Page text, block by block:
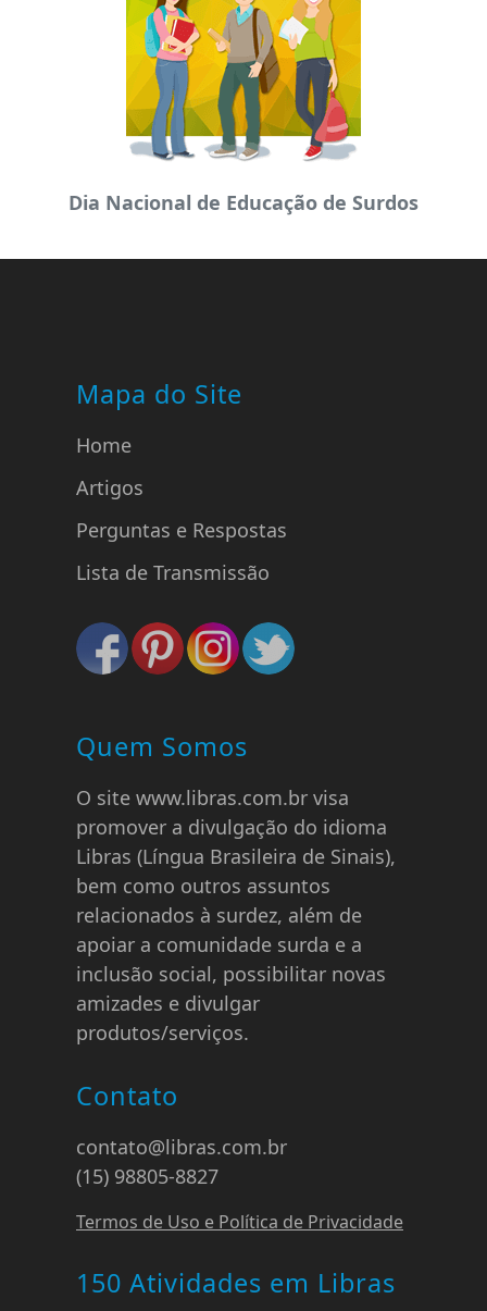
Dia Nacional de Educação de Surdos
Mapa do Site
Home
Artigos
Perguntas e Respostas
Lista de Transmissão
Quem Somos
O site www.libras.com.br visa
promover a divulgação do idioma
Libras (Língua Brasileira de Sinais),
bem como outros assuntos
relacionados à surdez, além de
apoiar a comunidade surda e a
inclusão social, possibilitar novas
amizades e divulgar
produtos/serviços.
Contato
contato@libras.com.br
(15) 98805-8827
Termos de Uso e Política de Privacidade
150 Atividades em Libras